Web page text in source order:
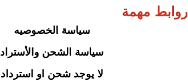
روابط مهمة
سياسة الخصوصيه
سياسة الشحن والأستراد
لا يوجد شحن او استرداد